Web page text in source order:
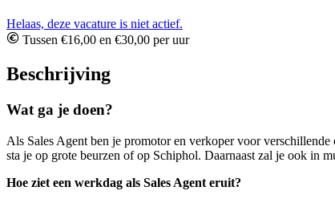
Helaas, deze vacature is niet actief.
Tussen €16,00 en €30,00 per uur
Beschrijving
Wat ga je doen?
Als Sales Agent ben je promotor en verkoper voor
sta je op grote beurzen of op Schiphol. Daarnaast zal je ook in
Hoe ziet een werkdag als Sales Agent eruit?